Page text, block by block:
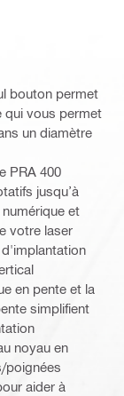
bouton permet
qui vous permet
un diamètre
PRA 400
jusqu’à
et
votre laser
en pente et la
simplifient
noyau en
poignées
aider à